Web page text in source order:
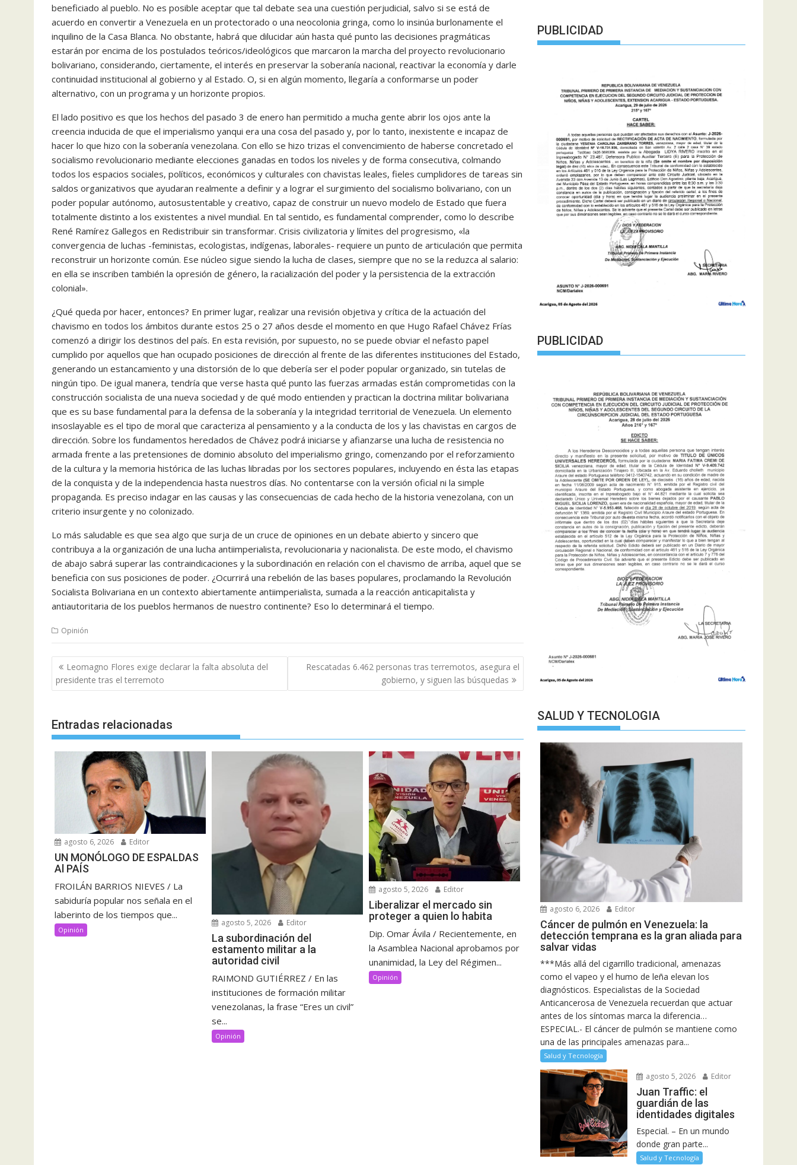
beneficiado al pueblo. No es posible aceptar que tal debate sea una cuestión perjudicial, salvo si se está de
acuerdo en convertir a Venezuela en un protectorado o una neocolonia gringa, como lo insinúa burlonamente el
inquilino de la Casa Blanca. No obstante, habrá que dilucidar aún hasta qué punto las decisiones pragmáticas
estarán por encima de los postulados teóricos/ideológicos que marcaron la marcha del proyecto revolucionario
bolivariano, considerando, ciertamente, el interés en preservar la soberanía nacional, reactivar la economía y darle
continuidad institucional al gobierno y al Estado. O, si en algún momento, llegaría a conformarse un poder
alternativo, con un programa y un horizonte propios.
El lado positivo es que los hechos del pasado 3 de enero han permitido a mucha gente abrir los ojos ante la
creencia inducida de que el imperialismo yanqui era una cosa del pasado y, por lo tanto, inexistente e incapaz de
hacer lo que hizo con la soberanía venezolana. Con ello se hizo trizas el convencimiento de haberse concretado el
socialismo revolucionario mediante elecciones ganadas en todos los niveles y de forma consecutiva, colmando
todos los espacios sociales, políticos, económicos y culturales con chavistas leales, fieles cumplidores de tareas sin
saldos organizativos que ayudaran realmente a definir y a lograr el surgimiento del socialismo bolivariano, con un
poder popular autónomo, autosustentable y creativo, capaz de construir un nuevo modelo de Estado que fuera
totalmente distinto a los existentes a nivel mundial. En tal sentido, es fundamental comprender, como lo describe
René Ramírez Gallegos en Redistribuir sin transformar. Crisis civilizatoria y límites del progresismo, «la
convergencia de luchas -feministas, ecologistas, indígenas, laborales- requiere un punto de articulación que permita
reconstruir un horizonte común. Ese núcleo sigue siendo la lucha de clases, siempre que no se la reduzca al salario:
en ella se inscriben también la opresión de género, la racialización del poder y la persistencia de la extracción
colonial».
¿Qué queda por hacer, entonces? En primer lugar, realizar una revisión objetiva y crítica de la actuación del
chavismo en todos los ámbitos durante estos 25 o 27 años desde el momento en que Hugo Rafael Chávez Frías
comenzó a dirigir los destinos del país. En esta revisión, por supuesto, no se puede obviar el nefasto papel
cumplido por aquellos que han ocupado posiciones de dirección al frente de las diferentes instituciones del Estado,
generando un estancamiento y una distorsión de lo que debería ser el poder popular organizado, sin tutelas de
ningún tipo. De igual manera, tendría que verse hasta qué punto las fuerzas armadas están comprometidas con la
construcción socialista de una nueva sociedad y de qué modo entienden y practican la doctrina militar bolivariana
que es su base fundamental para la defensa de la soberanía y la integridad territorial de Venezuela. Un elemento
insoslayable es el tipo de moral que caracteriza al pensamiento y a la conducta de los y las chavistas en cargos de
dirección. Sobre los fundamentos heredados de Chávez podrá iniciarse y afianzarse una lucha de resistencia no
armada frente a las pretensiones de dominio absoluto del imperialismo gringo, comenzando por el reforzamiento
de la cultura y la memoria histórica de las luchas libradas por los sectores populares, incluyendo en ésta las etapas
de la conquista y de la independencia hasta nuestros días. No contentarse con la versión oficial ni la simple
propaganda. Es preciso indagar en las causas y las consecuencias de cada hecho de la historia venezolana, con un
criterio insurgente y no colonizado.
Lo más saludable es que sea algo que surja de un cruce de opiniones en un debate abierto y sincero que
contribuya a la organización de una lucha antiimperialista, revolucionaria y nacionalista. De este modo, el chavismo
de abajo sabrá superar las contraindicaciones y la subordinación en relación con el chavismo de arriba, aquel que se
beneficia con sus posiciones de poder. ¿Ocurrirá una rebelión de las bases populares, proclamando la Revolución
Socialista Bolivariana en un contexto abiertamente antiimperialista, sumada a la reacción anticapitalista y
antiautoritaria de los pueblos hermanos de nuestro continente? Eso lo determinará el tiempo.
Opinión
Navegación
de
entradas
Leomagno Flores exige declarar la falta absoluta del
presidente tras el terremoto
Rescatadas 6.462 personas tras terremotos, asegura el
gobierno, y siguen las búsquedas
Entradas relacionadas
agosto 6, 2026 Editor
UN MONÓLOGO DE ESPALDAS
Al PAÍS
FROILÁN BARRIOS NIEVES / La
sabiduría popular nos señala en el
laberinto de los tiempos que...
Opinión
agosto 5, 2026 Editor
La subordinación del
estamento militar a la
autoridad civil
RAIMOND GUTIÉRREZ / En las
instituciones de formación militar
venezolanas, la frase “Eres un civil”
se...
Opinión
agosto 5, 2026 Editor
Liberalizar el mercado sin
proteger a quien lo habita
Dip. Omar Ávila / Recientemente, en
la Asamblea Nacional aprobamos por
unanimidad, la Ley del Régimen...
Opinión
PUBLICIDAD
PUBLICIDAD
SALUD Y TECNOLOGIA
agosto 6, 2026 Editor
Cáncer de pulmón en Venezuela: la
detección temprana es la gran aliada para
salvar vidas
***Más allá del cigarrillo tradicional, amenazas
como el vapeo y el humo de leña elevan los
diagnósticos. Especialistas de la Sociedad
Anticancerosa de Venezuela recuerdan que actuar
antes de los síntomas marca la diferencia…
ESPECIAL.- El cáncer de pulmón se mantiene como
una de las principales amenazas para...
Salud y Tecnología
agosto 5, 2026 Editor
Juan Traffic: el
guardián de las
identidades digitales
Especial. – En un mundo
donde gran parte...
Salud y Tecnología